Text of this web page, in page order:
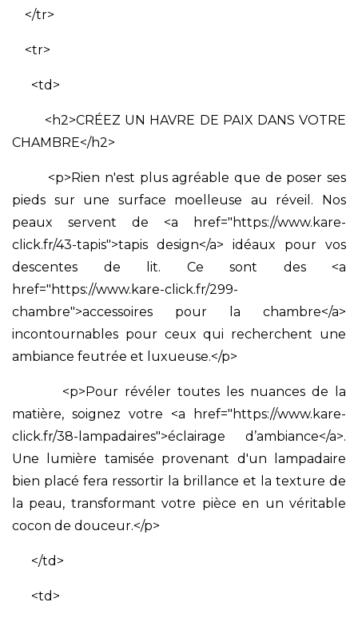
</tr>
<tr>
<td>
<h2>CRÉEZ UN HAVRE DE PAIX DANS VOTRE
CHAMBRE</h2>
<p>Rien n'est plus agréable que de poser ses
pieds sur une surface moelleuse au réveil. Nos
peaux servent de <a href="https://www.kare-
click.fr/43-tapis">tapis design</a> idéaux pour vos
descentes de lit. Ce sont des <a
href="https://www.kare-click.fr/299-
chambre">accessoires pour la chambre</a>
incontournables pour ceux qui recherchent une
ambiance feutrée et luxueuse.</p>
<p>Pour révéler toutes les nuances de la
matière, soignez votre <a href="https://www.kare-
click.fr/38-lampadaires">éclairage d’ambiance</a>.
Une lumière tamisée provenant d'un lampadaire
bien placé fera ressortir la brillance et la texture de
la peau, transformant votre pièce en un véritable
cocon de douceur.</p>
</td>
<td>